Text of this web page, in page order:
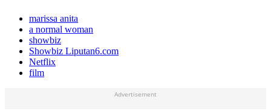
marissa anita
a normal woman
showbiz
Showbiz Liputan6.com
Netflix
film
Advertisement